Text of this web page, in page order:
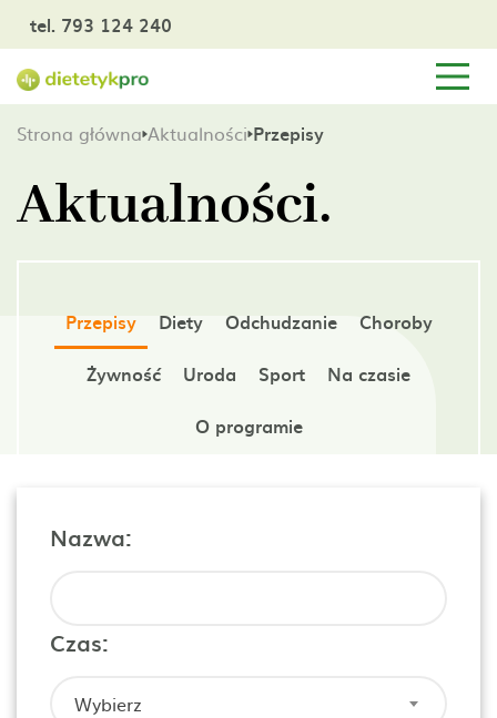
tel. 793 124 240
Strona główna Aktualności Przepisy
Aktualności.
Przepisy Diety Odchudzanie
Choroby
Żywność
Uroda Sport
Na czasie
O programie
Nazwa:
Czas:
Wybierz